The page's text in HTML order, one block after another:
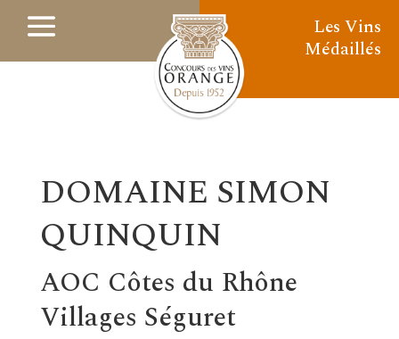
Les Vins
Médaillés
DOMAINE SIMON
QUINQUIN
AOC Côtes du Rhône
Villages Séguret